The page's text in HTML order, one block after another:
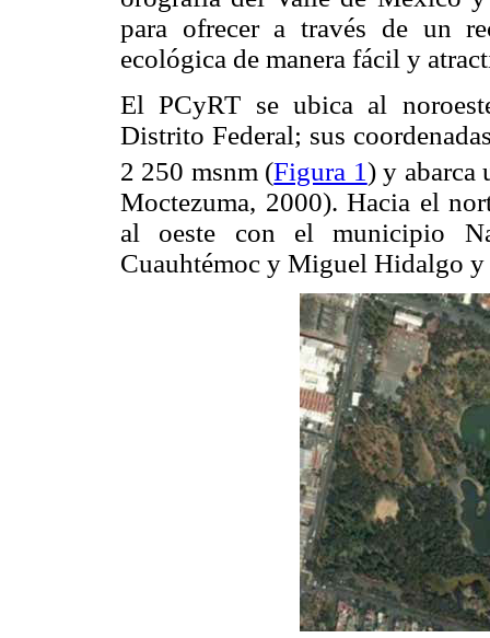
para ofrecer a través de un
ecológica de manera fácil y
El PCyRT se ubica al
Distrito Federal; sus
2 250 msnm (Figura 1) y abarca
Moctezuma, 2000). Hacia el
al oeste con el municipio
Cuauhtémoc y Miguel Hidalgo